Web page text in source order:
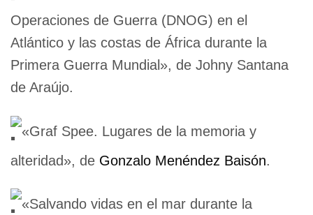
Operaciones de Guerra (DNOG) en el
Atlántico y las costas de África durante la
Primera Guerra Mundial», de Johny Santana
de Araújo.
«Graf Spee. Lugares de la memoria y
alteridad», de Gonzalo Menéndez Baisón.
«Salvando vidas en el mar durante la